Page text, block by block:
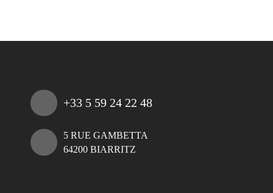
+33 5 59 24 22 48
5 RUE GAMBETTA
64200 BIARRITZ